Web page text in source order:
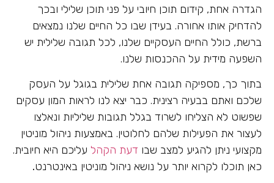
הגדרה אחת, קידום תוכן חיובי על פני תוכן שלילי ובכך
להדחיק אותו אחורה. בעידן שבו כל החיים שלנו נמצאים
ברשת, כולל החיים העסקיים שלנו, לכל תגובה שלילית יש
השפעה מידית על ההכנסות שלנו.
בתוך כך, מספיקה תגובה אחת שלילית בגוגל על העסק
שלכם ואתם בבעיה רצינית. כבר יצא לנו לראות המון עסקים
שפשוט לא הצליחו לשרוד בגלל תגובות שליליות ונאלצו
לעצור את הפעילות שלהם לחלוטין. באמצעות ניהול מוניטין
מקצועי ניתן להגיע למצב שבו דעת הקהל עליכם היא חיובית.
כאן תוכלו לקרוא יותר על נושא ניהול מוניטין באינטרנט.